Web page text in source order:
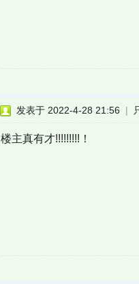
发表于 2022-4-28 21:56 |
楼主真有才!!!!!!!!!！